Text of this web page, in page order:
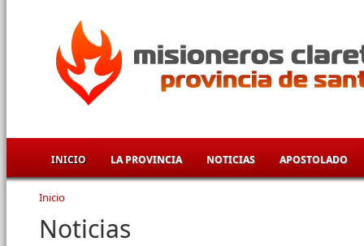
INICIO LA PROVINCIA NOTICIAS APOSTOLADO
Se encuentra usted aquí
Inicio
Noticias